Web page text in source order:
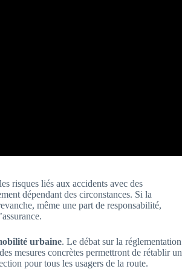
risques liés aux accidents avec des
dépendant des circonstances. Si la
même une part de responsabilité,
urbaine. Le débat sur la réglementation
mesures concrètes permettront de rétablir un
pour tous les usagers de la route.